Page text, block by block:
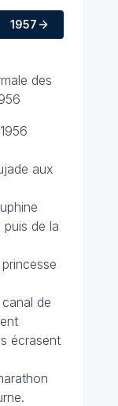
1957
des
aux
de la
de
écrasent